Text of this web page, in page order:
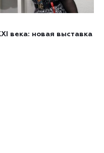
века: новая выставка